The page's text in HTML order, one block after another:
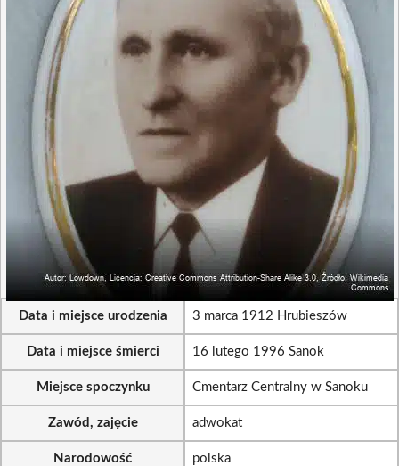
Data i miejsce urodzenia 3 marca 1912 Hrubieszów
Data i miejsce śmierci 16 lutego 1996 Sanok
Miejsce spoczynku Cmentarz Centralny w Sanoku
Zawód, zajęcie adwokat
Narodowość polska